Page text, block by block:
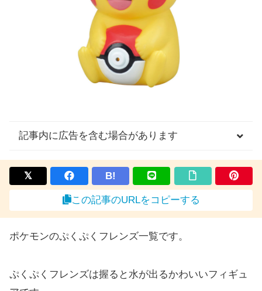
記事内に広告を含む場合があります
B!
この記事のURLをコピーする
ポケモンのぷくぷくフレンズ一覧です。
ぷくぷくフレンズは握ると水が出るかわいいフィギュ